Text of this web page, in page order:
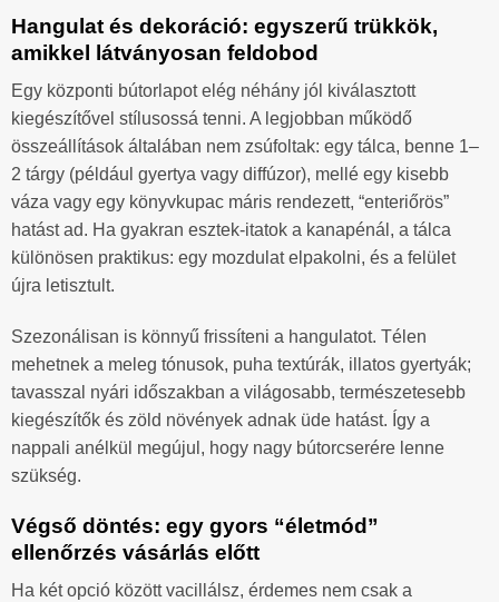
Hangulat és dekoráció: egyszerű trükkök,
amikkel látványosan feldobod
Egy központi bútorlapot elég néhány jól kiválasztott
kiegészítővel stílusossá tenni. A legjobban működő
összeállítások általában nem zsúfoltak: egy tálca, benne 1–
2 tárgy (például gyertya vagy diffúzor), mellé egy kisebb
váza vagy egy könyvkupac máris rendezett, “enteriőrös”
hatást ad. Ha gyakran esztek-itatok a kanapénál, a tálca
különösen praktikus: egy mozdulat elpakolni, és a felület
újra letisztult.
Szezonálisan is könnyű frissíteni a hangulatot. Télen
mehetnek a meleg tónusok, puha textúrák, illatos gyertyák;
tavasszal nyári időszakban a világosabb, természetesebb
kiegészítők és zöld növények adnak üde hatást. Így a
nappali anélkül megújul, hogy nagy bútorcserére lenne
szükség.
Végső döntés: egy gyors “életmód”
ellenőrzés vásárlás előtt
Ha két opció között vacillálsz, érdemes nem csak a